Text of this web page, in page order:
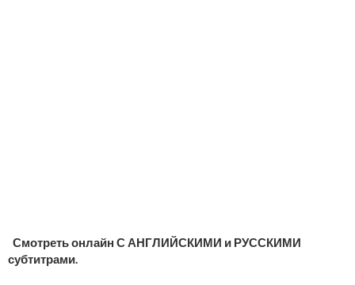
Смотреть онлайн С АНГЛИЙСКИМИ и РУССКИМИ
субтитрами.